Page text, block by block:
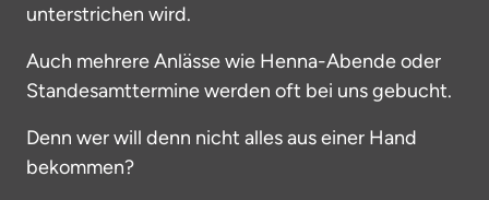
unterstrichen wird.
Auch mehrere Anlässe wie Henna-Abende oder
Standesamttermine werden oft bei uns gebucht.
Denn wer will denn nicht alles aus einer Hand
bekommen?